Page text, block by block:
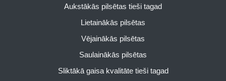
Aukstākās pilsētas tieši tagad
Lietainākās pilsētas
Vējainākās pilsētas
Saulainākās pilsētas
Sliktākā gaisa kvalitāte tieši tagad